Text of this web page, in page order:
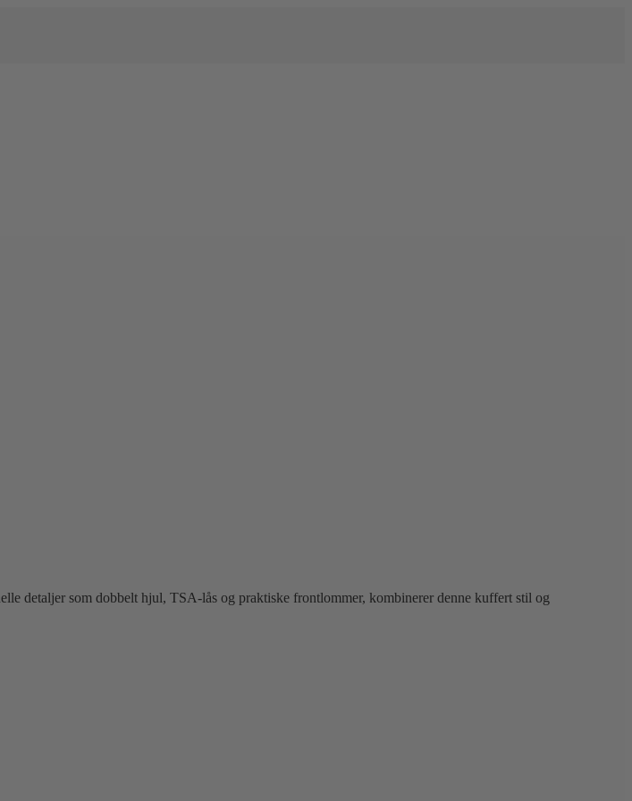
detaljer som dobbelt hjul, TSA-lås og praktiske frontlommer, kombinerer denne kuffert stil og